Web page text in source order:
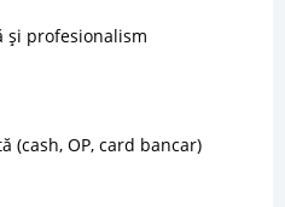
și profesionalism
(cash, OP, card bancar)